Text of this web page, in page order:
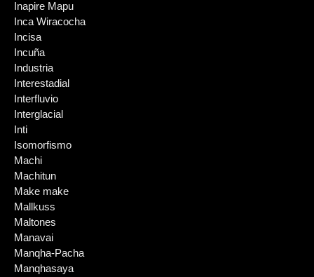
Inapire Mapu
Inca Wiracocha
Incisa
Incuña
Industria
Interestadial
Interfluvio
Interglacial
Inti
Isomorfismo
Machi
Machitun
Make make
Mallkuss
Maltones
Manavai
Manqha-Pacha
Manqhasaya